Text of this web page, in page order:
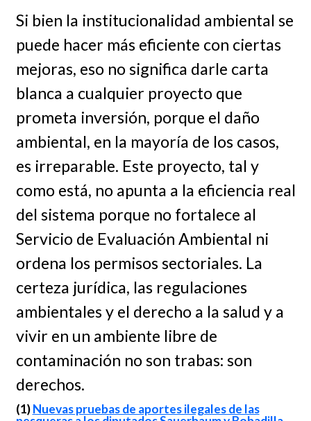
Si bien la institucionalidad ambiental se
puede hacer más eficiente con ciertas
mejoras, eso no significa darle carta
blanca a cualquier proyecto que
prometa inversión, porque el daño
ambiental, en la mayoría de los casos,
es irreparable. Este proyecto, tal y
como está, no apunta a la eficiencia real
del sistema porque no fortalece al
Servicio de Evaluación Ambiental ni
ordena los permisos sectoriales. La
certeza jurídica, las regulaciones
ambientales y el derecho a la salud y a
vivir en un ambiente libre de
contaminación no son trabas: son
derechos.
(1)Nuevas pruebas de aportes ilegales de las